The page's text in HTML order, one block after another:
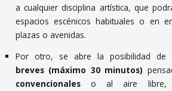
a cualquier disciplina artística, que
espacios escénicos habituales o en
plazas o avenidas.
Por otro, se abre la posibilidad de
breves (máximo 30 minutos)
convencionaleso al aire libre,